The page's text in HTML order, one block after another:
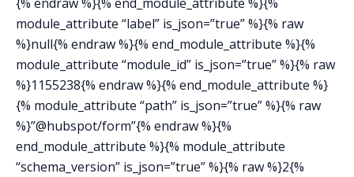
module_attribute “label” is_json=”true” %}{% raw
%}null{% endraw %}{% end_module_attribute %}{%
module_attribute “module_id” is_json=”true” %}{% raw
%}1155238{% endraw %}{% end_module_attribute %}
{% module_attribute “path” is_json=”true” %}{% raw
%}”@hubspot/form”{% endraw %}{%
end_module_attribute %}{% module_attribute
“schema_version” is_json=”true” %}{% raw %}2{%